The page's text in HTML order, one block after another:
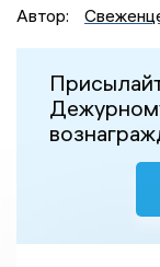
Автор: